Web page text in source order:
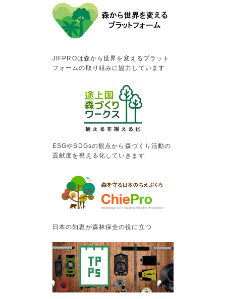
JIFPROは森から世界を変えるプラット
フォームの取り組みに協力しています
ESGやSDGsの観点から森づくり活動の
貢献度を視える化していきます
日本の知恵が森林保全の役に立つ